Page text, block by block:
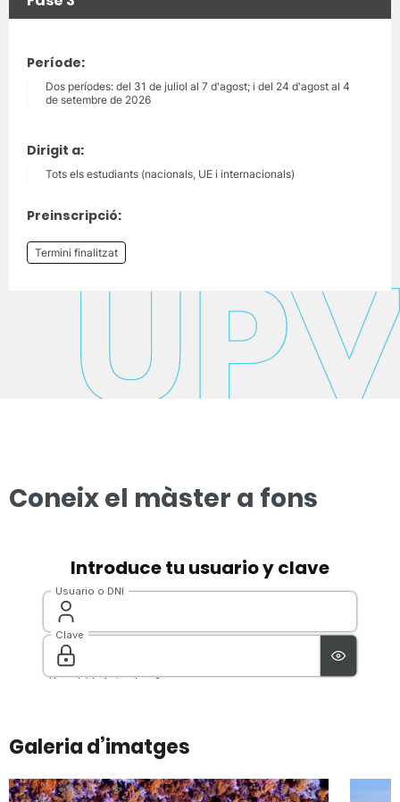
Període:
Dos períodes: del 31 de juliol al 7 d'agost; i del 24 d'agost al 4
de setembre de 2026
Dirigit a:
Tots els estudiants (nacionals, UE i internacionals)
Preinscripció:
Termini finalitzat
Coneix el màster a fons
Galeria d’imatges